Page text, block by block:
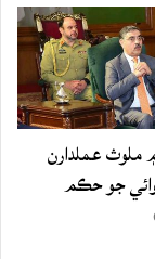
عملدارن
جو حڪم